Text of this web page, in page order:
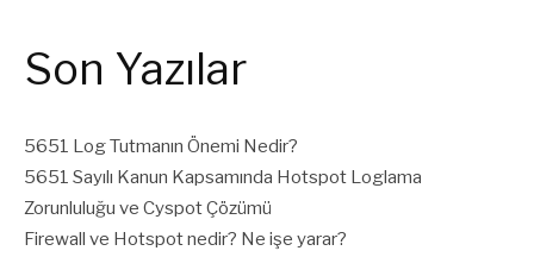
Son Yazılar
5651 Log Tutmanın Önemi Nedir?
5651 Sayılı Kanun Kapsamında Hotspot Loglama
Zorunluluğu ve Cyspot Çözümü
Firewall ve Hotspot nedir? Ne işe yarar?